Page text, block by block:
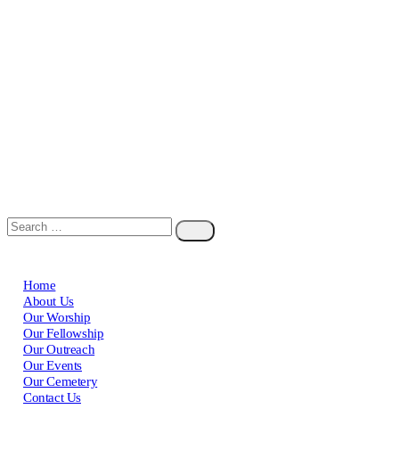
Home
About Us
Our Worship
Our Fellowship
Our Outreach
Our Events
Our Cemetery
Contact Us